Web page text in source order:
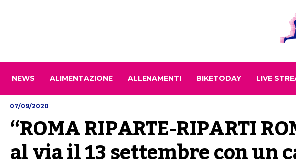
NEWS ALIMENTAZIONE ALLENAMENTI BIKETODAY LIVE
07/09/2020
“ROMA RIPARTE-RIPARTI